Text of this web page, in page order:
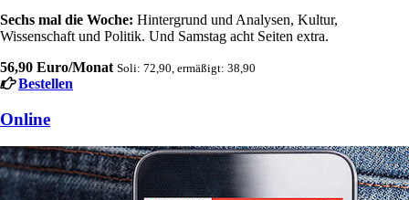
Sechs mal die Woche: Hintergrund und Analysen, Kultur,
Wissenschaft und Politik. Und Samstag acht Seiten extra.
56,90 Euro/Monat Soli: 72,90, ermäßigt: 38,90
Bestellen
Online